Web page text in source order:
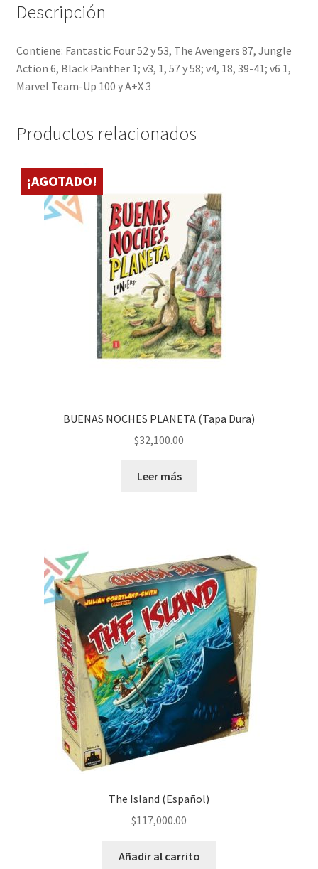
Descripción
Contiene: Fantastic Four 52 y 53, The Avengers 87, Jungle
Action 6, Black Panther 1; v3, 1, 57 y 58; v4, 18, 39-41; v6 1,
Marvel Team-Up 100 y A+X 3
Productos relacionados
¡AGOTADO!
BUENAS NOCHES PLANETA (Tapa Dura)
$32,100.00
Leer más
The Island (Español)
$117,000.00
Añadir al carrito